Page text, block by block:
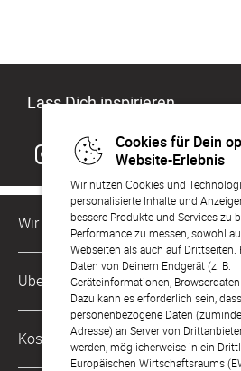
Cookies für Dein
Website-Erlebnis
Wir nutzen Cookies und
personalisierte Inhalte und
bessere Produkte und Services zu
Performance zu messen, sowohl
Webseiten als auch auf Drittseiten.
Daten von Deinem Endgerät (z. B.
Geräteinformationen,
Dazu kann es erforderlich sein, dass
personenbezogene Daten
Adresse) an Server von
werden, möglicherweise in ein
Europäischen Wirtschaftsraums
Lass Dich inspirieren
Wir sind für Dich da
Kundenservice-Hotline
0049 221 956 725 10
Mo. - Fr. von 9 bis 17 Uhr
kontakt@sendmoments.at
Über Uns
Philosophie
Karriere
Kostenlose Services